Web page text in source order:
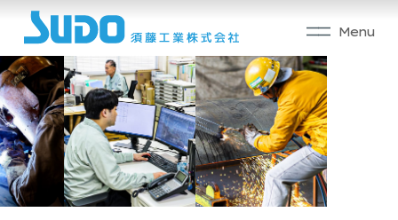
須藤工業の強み
製造部門
工事部門